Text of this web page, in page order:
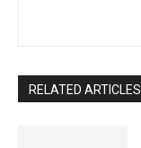
RELATED ARTICLES